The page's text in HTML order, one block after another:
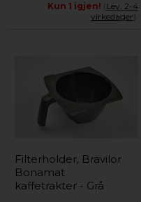
Kun 1 igjen! (Lev. 2-4
virkedager).
Filterholder, Bravilor
Bonamat
kaffetrakter - Grå